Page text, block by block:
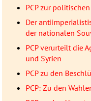
PCP zur
Der
der nationalen
PCP verurteilt die
und Syrien
PCP zu den
PCP: Zu den